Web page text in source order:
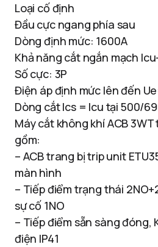
Loại cố định
Đầu cực ngang phía sau
Dòng định mức: 1600A
Khả năng cắt ngắn mạch
Số cực: 3P
Điện áp định mức lên đến
Dòng cắt Ics = Icu tại 500/
Máy cắt không khí ACB
gồm:
– ACB trang bị trip unit
màn hình
– Tiếp điểm trạng thái
sự cố 1NO
– Tiếp điểm sẵn sàng đóng,
điện IP41